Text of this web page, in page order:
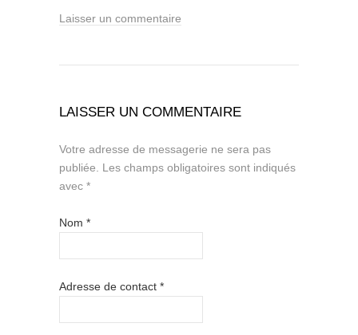
Laisser un commentaire
LAISSER UN COMMENTAIRE
Votre adresse de messagerie ne sera pas
publiée.
Les champs obligatoires sont indiqués
avec *
Nom *
Adresse de contact *